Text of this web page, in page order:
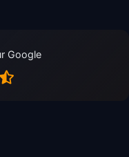
Google